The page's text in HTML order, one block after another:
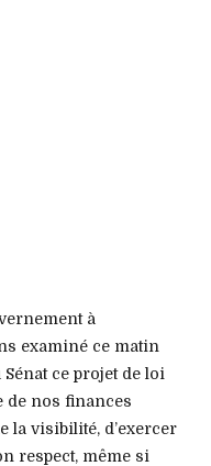
à
examiné ce matin
ce projet de loi
de nos finances
la visibilité, d’exercer
respect, même si